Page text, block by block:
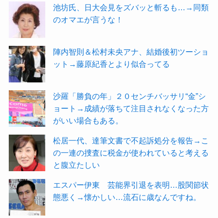
池坊氏、日大会見をズバッと斬るも…→同類
のオマエが言うな！
陣内智則＆松村未央アナ、結婚後初ツーショ
ット→藤原紀香とより似合ってる
沙羅「勝負の年」２０センチバッサリ“金”シ
ョート→成績が落ちて注目されなくなった方
がいい場合もある。
松居一代、達筆文書で不起訴処分を報告→こ
の一連の捜査に税金が使われていると考える
と腹立たしい
エスパー伊東 芸能界引退を表明…股関節状
態悪く→懐かしい…流石に歳なんですね。